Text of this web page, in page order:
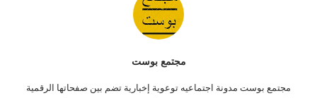
مجتمع بوست
مجتمع بوست مدونة اجتماعيه توعوية إخبارية تضم بين صفحاتها الرقمية